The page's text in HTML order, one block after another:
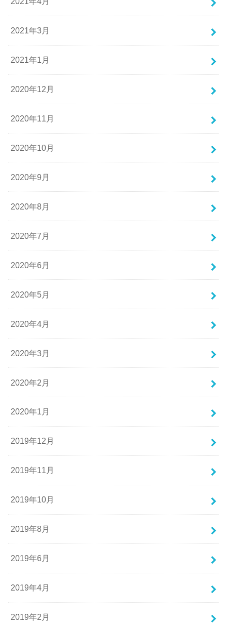
2021年3月
2021年1月
2020年12月
2020年11月
2020年10月
2020年9月
2020年8月
2020年7月
2020年6月
2020年5月
2020年4月
2020年3月
2020年2月
2020年1月
2019年12月
2019年11月
2019年10月
2019年8月
2019年6月
2019年4月
2019年2月